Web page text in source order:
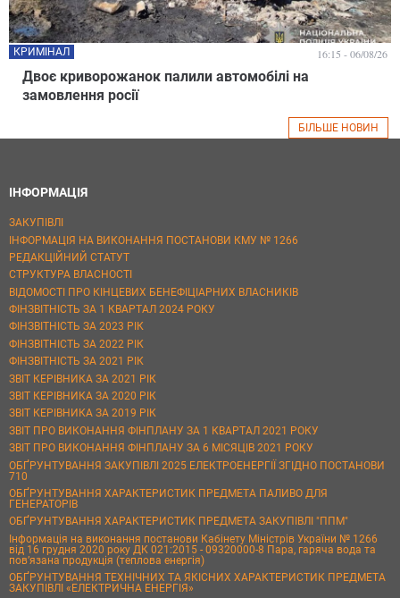
Двоє криворожанок палили автомобілі на
замовлення росії
КРИМІНАЛ 16:15 - 06/08/26
БІЛЬШЕ НОВИН
ІНФОРМАЦІЯ
ЗАКУПІВЛІ
ІНФОРМАЦІЯ НА ВИКОНАННЯ ПОСТАНОВИ КМУ № 1266
РЕДАКЦІЙНИЙ СТАТУТ
СТРУКТУРА ВЛАСНОСТІ
ВІДОМОСТІ ПРО КІНЦЕВИХ БЕНЕФІЦІАРНИХ ВЛАСНИКІВ
ФІНЗВІТНІСТЬ ЗА 1 КВАРТАЛ 2024 РОКУ
ФІНЗВІТНІСТЬ ЗА 2023 РІК
ФІНЗВІТНІСТЬ ЗА 2022 РІК
ФІНЗВІТНІСТЬ ЗА 2021 РІК
ЗВІТ КЕРІВНИКА ЗА 2021 РІК
ЗВІТ КЕРІВНИКА ЗА 2020 РІК
ЗВІТ КЕРІВНИКА ЗА 2019 РІК
ЗВІТ ПРО ВИКОНАННЯ ФІНПЛАНУ ЗА 1 КВАРТАЛ 2021 РОКУ
ЗВІТ ПРО ВИКОНАННЯ ФІНПЛАНУ ЗА 6 МІСЯЦІВ 2021 РОКУ
ОБҐРУНТУВАННЯ ЗАКУПІВЛІ 2025 ЕЛЕКТРОЕНЕРГІЇ ЗГІДНО ПОСТАНОВИ
710
ОБҐРУНТУВАННЯ ХАРАКТЕРИСТИК ПРЕДМЕТА ПАЛИВО ДЛЯ
ГЕНЕРАТОРІВ
ОБҐРУНТУВАННЯ ХАРАКТЕРИСТИК ПРЕДМЕТА ЗАКУПІВЛІ "ППМ"
Інформація на виконання постанови Кабінету Міністрів України № 1266
від 16 грудня 2020 року ДК 021:2015 - 09320000-8 Пара, гаряча вода та
пов’язана продукція (теплова енергія)
ОБҐРУНТУВАННЯ ТЕХНІЧНИХ ТА ЯКІСНИХ ХАРАКТЕРИСТИК ПРЕДМЕТА
ЗАКУПІВЛІ «ЕЛЕКТРИЧНА ЕНЕРГІЯ»